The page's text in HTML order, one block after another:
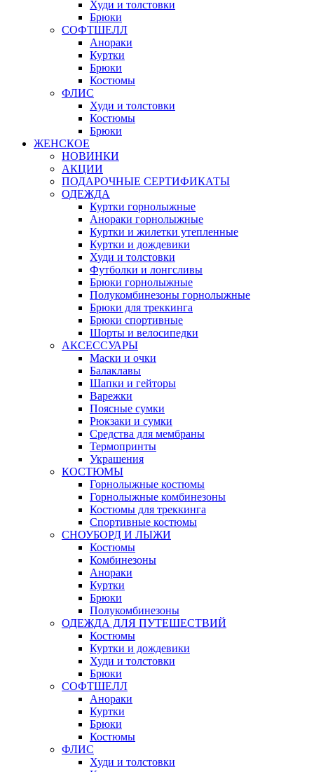
Худи и толстовки
Брюки
СОФТШЕЛЛ
Анораки
Куртки
Брюки
Костюмы
ФЛИС
Худи и толстовки
Костюмы
Брюки
ЖЕНСКОЕ
НОВИНКИ
АКЦИИ
ПОДАРОЧНЫЕ СЕРТИФИКАТЫ
ОДЕЖДА
Куртки горнолыжные
Анораки горнолыжные
Куртки и жилетки утепленные
Куртки и дождевики
Худи и толстовки
Футболки и лонгсливы
Брюки горнолыжные
Полукомбинезоны горнолыжные
Брюки для треккинга
Брюки спортивные
Шорты и велосипедки
АКСЕССУАРЫ
Маски и очки
Балаклавы
Шапки и гейторы
Варежки
Поясные сумки
Рюкзаки и сумки
Средства для мембраны
Термопринты
Украшения
КОСТЮМЫ
Горнолыжные костюмы
Горнолыжные комбинезоны
Костюмы для треккинга
Спортивные костюмы
СНОУБОРД И ЛЫЖИ
Костюмы
Комбинезоны
Анораки
Куртки
Брюки
Полукомбинезоны
ОДЕЖДА ДЛЯ ПУТЕШЕСТВИЙ
Костюмы
Куртки и дождевики
Худи и толстовки
Брюки
СОФТШЕЛЛ
Анораки
Куртки
Брюки
Костюмы
ФЛИС
Худи и толстовки